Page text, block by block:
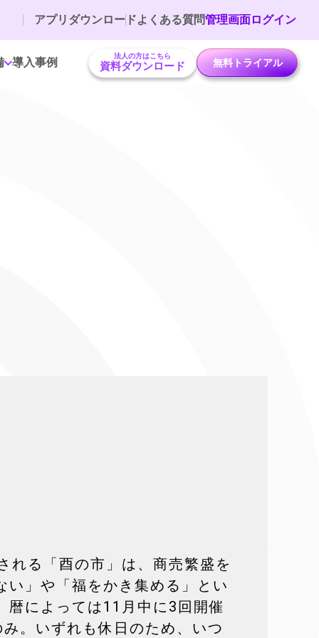
アプリダウンロードよくある質問管理画面ログイン
導入事例 法人の方はこちら
資料ダウンロード 無料トライアル
れる「酉の市」は、商売繁盛を
」や「福をかき集める」とい
暦によっては11月中に3回開催
。いずれも休日のため、いつ